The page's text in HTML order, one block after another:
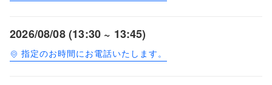
2026/08/08 (13:30 ~ 13:45)
指定のお時間にお電話いたします。